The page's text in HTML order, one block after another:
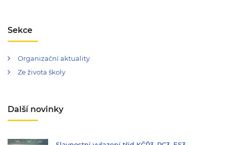
Sekce
Organizační aktuality
Ze života školy
Další novinky